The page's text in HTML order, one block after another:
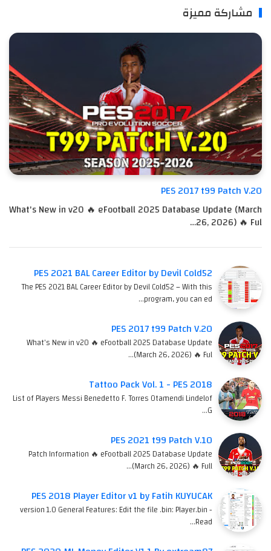
مشاركة مميزة
PES 2017 t99 Patch V.20
What's New in v20 🔥 eFootball 2025 Database Update (March
26, 2026) 🔥 Ful…
PES 2021 BAL Career Editor by Devil Cold52
The PES 2021 BAL Career Editor by Devil Cold52 – With this
program, you can ed…
PES 2017 t99 Patch V.20
What's New in v20 🔥 eFootball 2025 Database Update
(March 26, 2026) 🔥 Ful…
Tattoo Pack Vol. 1 - PES 2018
List of Players Messi Benedetto F. Torres Otamendi Lindelof
G…
PES 2021 t99 Patch V.10
Patch Information 🔥 eFootball 2025 Database Update
(March 26, 2026) 🔥 Full…
PES 2018 Player Editor v1 by Fatih KUYUCAK
version 1.0 General Features: Edit the file .bin: Player.bin -
Read…